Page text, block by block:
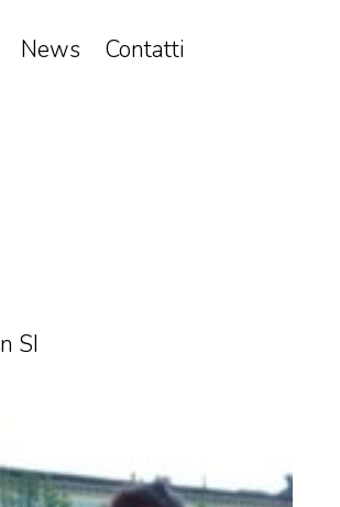
News
Contatti
SI